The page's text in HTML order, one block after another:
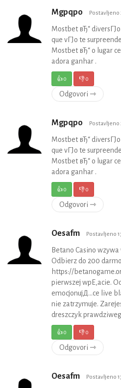
Mgpqpo Postavljeno
Mostbet вЂ“
que vГЈo te
Mostbet вЂ“ o lugar
adora ganhar .
👍0 👎0
Odgovori ⇾
Mgpqpo Postavljeno
Mostbet вЂ“
que vГЈo te
Mostbet вЂ“ o lugar
adora ganhar .
👍0 👎0
Odgovori ⇾
Oesafm Postavljeno
Betano Casino
Odbierz do 200
https://
pierwszej wpЕ‚acie.
emocjonujД…ce live
nie zatrzymuje.
dreszczyk
👍0 👎0
Odgovori ⇾
Oesafm Postavljeno